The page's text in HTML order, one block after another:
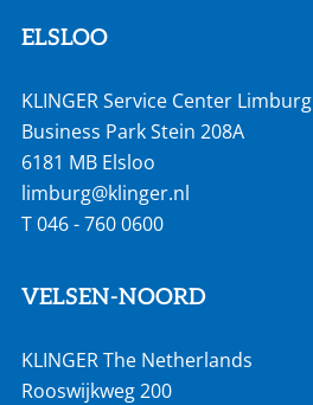
ELSLOO
KLINGER Service Center Limburg
Business Park Stein 208A
6181 MB Elsloo
limburg@klinger.nl
T046 - 760 0600
VELSEN-NOORD
KLINGER The Netherlands
Rooswijkweg 200